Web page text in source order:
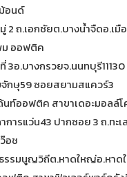
อนด์
2 ถ.เอกชัยต.บางน้ำจืดอ.
ม ออฟติค
3อ.บางกรวยจ.นนทบุรี11130
กษุ59 ซอยสยามสแควร์3
นท์ออฟติค สาขาเดอะมอลล์โ
การแว่น43 ปากซอย 3 ถ.ท
อช
รรมนูญวิถีต.หาดใหญ่อ.หาด